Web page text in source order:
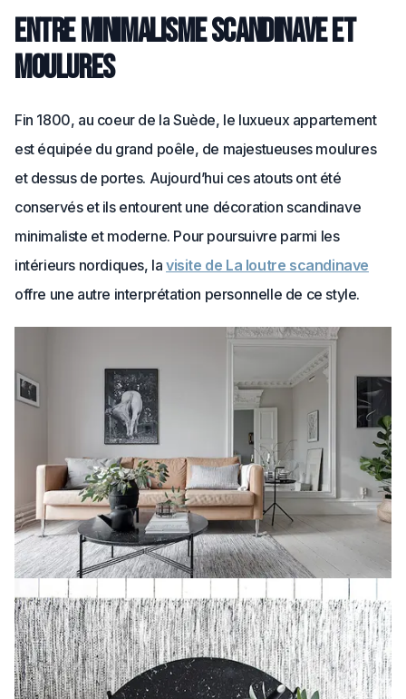
Entre minimalisme scandinave et
moulures
Fin 1800, au coeur de la Suède, le luxueux appartement
est équipée du grand poêle, de majestueuses moulures
et dessus de portes. Aujourd’hui ces atouts ont été
conservés et ils entourent une décoration scandinave
minimaliste et moderne. Pour poursuivre parmi les
intérieurs nordiques, lavisite de La loutre scandinave
offre une autre interprétation personnelle de ce style.